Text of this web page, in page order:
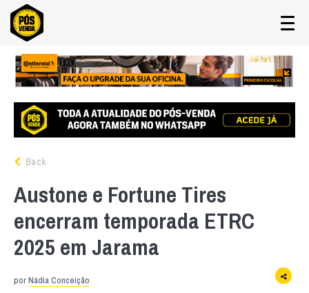
Back
Austone e Fortune Tires
encerram temporada ETRC
2025 em Jarama
porNádia Conceição